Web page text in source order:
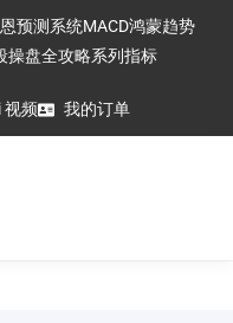
预测系统MACD鸿蒙趋势
操盘全攻略系列指标
视频 我的订单